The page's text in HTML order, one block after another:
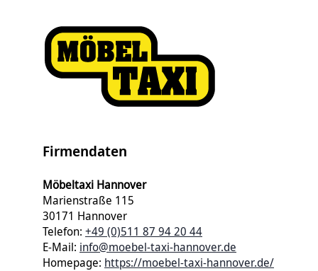
Firmendaten
Möbeltaxi Hannover
Marienstraße 115
30171 Hannover
Telefon: +49 (0)511 87 94 20 44
E-Mail: info@moebel-taxi-hannover.de
Homepage: https://moebel-taxi-hannover.de/